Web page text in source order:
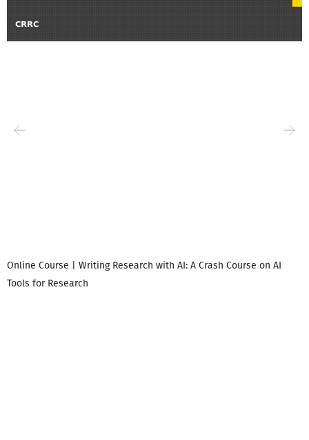
Online Course | Writing Research with AI: A Crash Course on AI
Tools for Research